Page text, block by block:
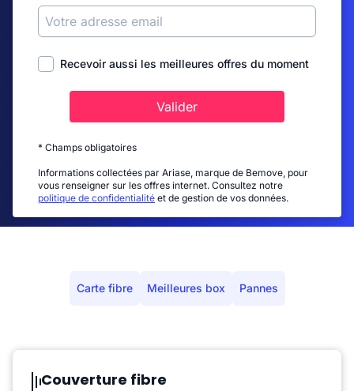
Recevoir aussi les meilleures offres du moment
Valider
* Champs obligatoires
Informations collectées par Ariase, marque de Bemove, pour
vous renseigner sur les offres internet. Consultez notre
politique de confidentialité et de gestion de vos données.
Carte fibre Meilleures box Pannes
Couverture fibre